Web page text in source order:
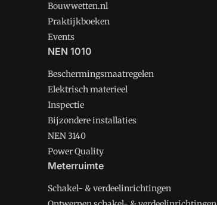
Bouwwetten.nl
Praktijkboeken
Events
NEN 1010
Beschermingsmaatregelen
Elektrisch materieel
Inspectie
Bijzondere installaties
NEN 3140
Power Quality
Meterruimte
Schakel- & verdeelinrichtingen